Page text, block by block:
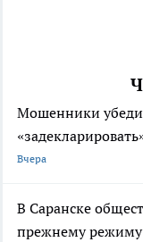
Мошенники
Вчера
В Саранске
прежнему